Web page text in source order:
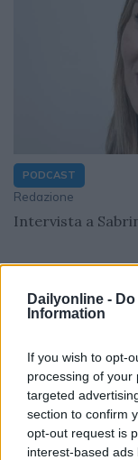
Dailyonline -
Information
If you wish to opt-
processing of your
targeted
section to confirm
opt-out request is
interest-based
PODCAST
Redazione
Intervista a
LE
Tutti i nostri